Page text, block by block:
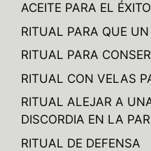
ACEITE PARA EL
RITUAL PARA QUE
RITUAL PARA
RITUAL CON VELAS
RITUAL ALEJAR A
DISCORDIA EN LA
RITUAL DE DEFENSA